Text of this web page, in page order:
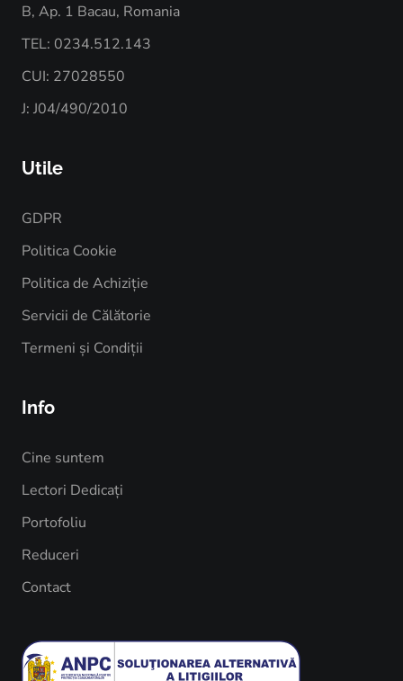
B, Ap. 1 Bacau, Romania
TEL: 0234.512.143
CUI: 27028550
J: J04/490/2010
Utile
GDPR
Politica Cookie
Politica de Achiziție
Servicii de Călătorie
Termeni și Condiții
Info
Cine suntem
Lectori Dedicați
Portofoliu
Reduceri
Contact